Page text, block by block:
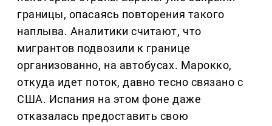
границы, опасаясь повторения такого
наплыва. Аналитики считают, что
мигрантов подвозили к границе
организованно, на автобусах. Марокко,
откуда идет поток, давно тесно связано с
США. Испания на этом фоне даже
отказалась предоставить свою